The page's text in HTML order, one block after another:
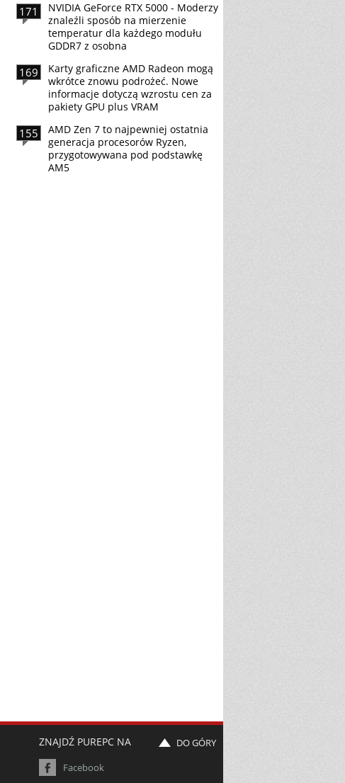
171
NVIDIA GeForce RTX 5000 - Moderzy
znaleźli sposób na mierzenie
temperatur dla każdego modułu
GDDR7 z osobna
169
Karty graficzne AMD Radeon mogą
wkrótce znowu podrożeć. Nowe
informacje dotyczą wzrostu cen za
pakiety GPU plus VRAM
155
AMD Zen 7 to najpewniej ostatnia
generacja procesorów Ryzen,
przygotowywana pod podstawkę
AM5
ZNAJDŹ PUREPC NA
Facebook
DO GÓRY